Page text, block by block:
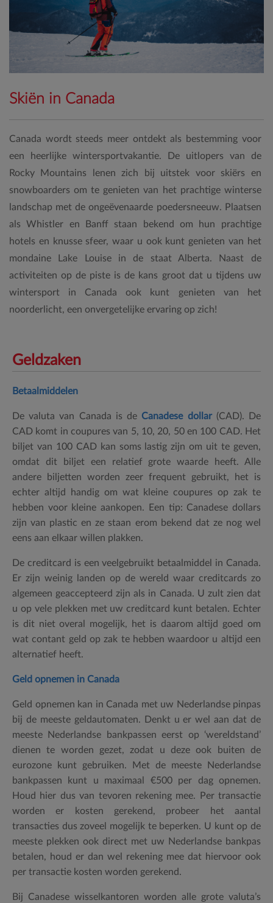
Skiën in Canada
Canada wordt steeds meer ontdekt als bestemming voor
een heerlijke wintersportvakantie. De uitlopers van de
Rocky Mountains lenen zich bij uitstek voor skiërs en
snowboarders om te genieten van het prachtige winterse
landschap met de ongeëvenaarde poedersneeuw. Plaatsen
als Whistler en Banff staan bekend om hun prachtige
hotels en knusse sfeer, waar u ook kunt genieten van het
mondaine Lake Louise in de staat Alberta. Naast de
activiteiten op de piste is de kans groot dat u tijdens uw
wintersport in Canada ook kunt genieten van het
noorderlicht, een onvergetelijke ervaring op zich!
Geldzaken
Betaalmiddelen
De valuta van Canada is de Canadese dollar(CAD). De
CAD komt in coupures van 5, 10, 20, 50 en 100 CAD. Het
biljet van 100 CAD kan soms lastig zijn om uit te geven,
omdat dit biljet een relatief grote waarde heeft. Alle
andere biljetten worden zeer frequent gebruikt, het is
echter altijd handig om wat kleine coupures op zak te
hebben voor kleine aankopen. Een tip: Canadese dollars
zijn van plastic en ze staan erom bekend dat ze nog wel
eens aan elkaar willen plakken.
De creditcard is een veelgebruikt betaalmiddel in Canada.
Er zijn weinig landen op de wereld waar creditcards zo
algemeen geaccepteerd zijn als in Canada. U zult zien dat
u op vele plekken met uw creditcard kunt betalen. Echter
is dit niet overal mogelijk, het is daarom altijd goed om
wat contant geld op zak te hebben waardoor u altijd een
alternatief heeft.
Geld opnemen in Canada
Geld opnemen kan in Canada met uw Nederlandse pinpas
bij de meeste geldautomaten. Denkt u er wel aan dat de
meeste Nederlandse bankpassen eerst op ‘wereldstand’
dienen te worden gezet, zodat u deze ook buiten de
eurozone kunt gebruiken. Met de meeste Nederlandse
bankpassen kunt u maximaal €500 per dag opnemen.
Houd hier dus van tevoren rekening mee. Per transactie
worden er kosten gerekend, probeer het aantal
transacties dus zoveel mogelijk te beperken. U kunt op de
meeste plekken ook direct met uw Nederlandse bankpas
betalen, houd er dan wel rekening mee dat hiervoor ook
per transactie kosten worden gerekend.
Bij Canadese wisselkantoren worden alle grote valuta’s